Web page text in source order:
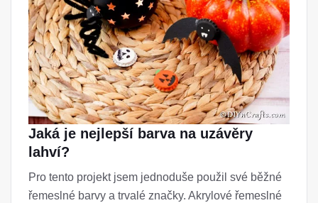
Jaká je nejlepší barva na uzávěry
lahví?
Pro tento projekt jsem jednoduše použil své běžné
řemeslné barvy a trvalé značky. Akrylové řemeslné